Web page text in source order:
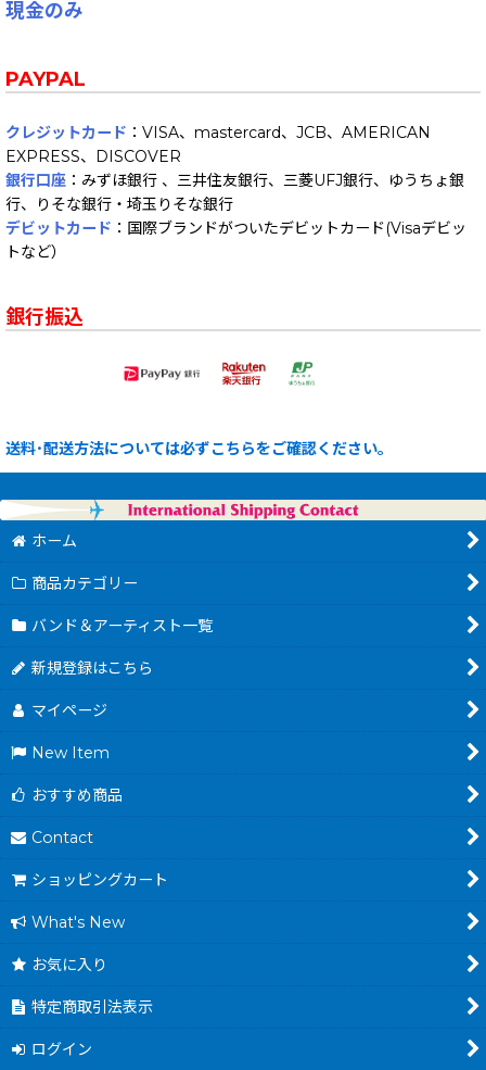
現金のみ
PAYPAL
クレジットカード ：VISA、mastercard、JCB、AMERICAN
EXPRESS、DISCOVER
銀行口座 ：みずほ銀行 、三井住友銀行、三菱UFJ銀行、ゆうちょ銀
行、りそな銀行・埼玉りそな銀行
デビットカード ：国際ブランドがついたデビットカード(Visaデビッ
トなど）
銀行振込
送料･配送方法については必ずこちらをご確認ください。
ホーム
商品カテゴリー
バンド＆アーティスト一覧
新規登録はこちら
マイページ
New Item
おすすめ商品
Contact
ショッピングカート
What's New
お気に入り
特定商取引法表示
ログイン